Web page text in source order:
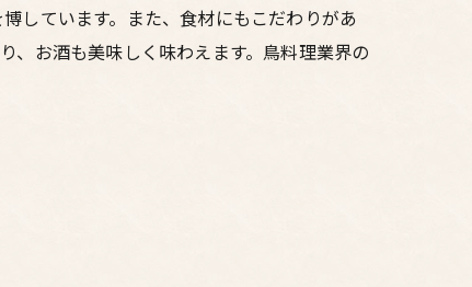
しています。また、食材にもこだわりがあ
、お酒も美味しく味わえます。鳥料理業界の